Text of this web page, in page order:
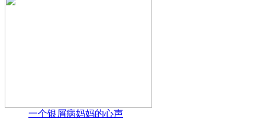
一个银屑病妈妈的心声